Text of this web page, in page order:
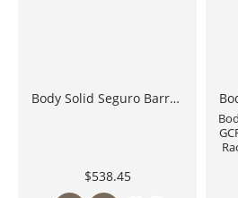
Body Solid Seguro Barra Olimpica Spring Collar OC06
$538.45